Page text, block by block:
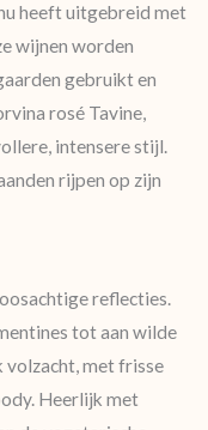
heeft uitgebreid met
wijnen worden
gebruikt en
rosé Tavine,
intensere stijl.
rijpen op zijn
reflecties.
tot aan wilde
volzacht, met frisse
Heerlijk met